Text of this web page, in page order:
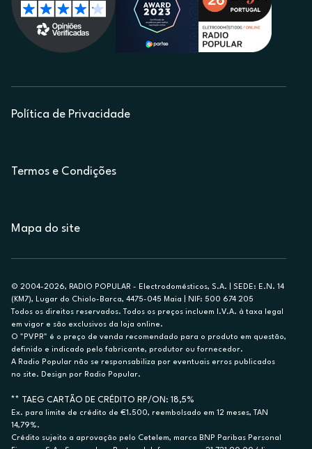
Política de Privacidade
Termos e Condições
Mapa do site
© 2004-2026, RADIO POPULAR - Electrodomésticos, S.A. | SEDE: E.N. 14
(KM7), Lugar do Chiolo-Barca, 4475-045 Maia | NIF: 500 674 205
Todos os direitos reservados. Todos os preços incluem I.V.A. à taxa legal
em vigor e são exclusivos da loja online.
O "PVPR" é o preço de venda recomendado para o produto em questão,
definido e indicado pelo fabricante, produtor ou fornecedor.
A Radio Popular não se responsabiliza por eventuais erros publicados
no site. Design por Radio Popular.
** TAEG CARTÃO DE CRÉDITO RP/ON: 18,5%
Ex. para limite de crédito de €1.500, reembolsado em 12 meses, TAN
14,79%.
Crédito sujeito a aprovação pelo Cetelem, marca BNP Paribas Personal